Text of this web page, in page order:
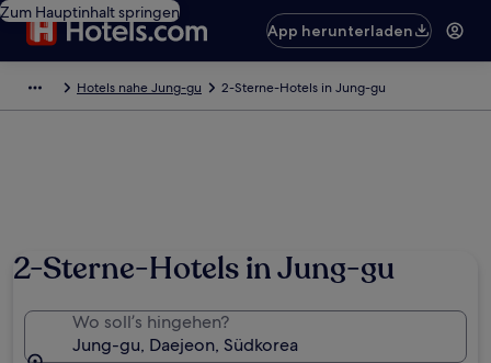
Zum Hauptinhalt springen
App herunterladen
Hotels nahe Jung-gu 2-Sterne-Hotels in Jung-gu
2-Sterne-Hotels in Jung-gu
Wo soll’s hingehen?
Jung-gu, Daejeon, Südkorea